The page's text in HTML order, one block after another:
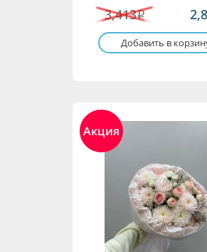
3,413i
Добавить в
Акция